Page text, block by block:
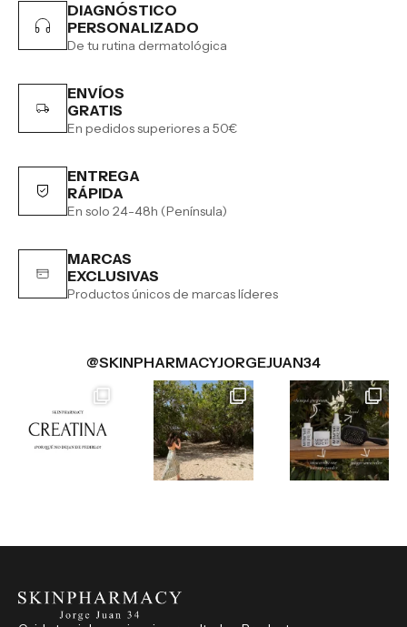
DIAGNÓSTICO
PERSONALIZADO
De tu rutina dermatológica
ENVÍOS
GRATIS
En pedidos superiores a 50€
ENTREGA
RÁPIDA
En solo 24-48h (Península)
MARCAS
EXCLUSIVAS
Productos únicos de marcas líderes
@SKINPHARMACYJORGEJUAN34